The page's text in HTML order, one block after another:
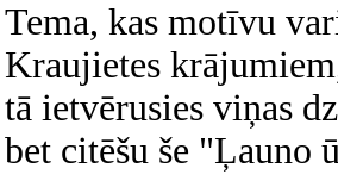
Tema, kas motīvu
Kraujietes
tā ietvērusies viņas
bet citēšu še "Ļauno